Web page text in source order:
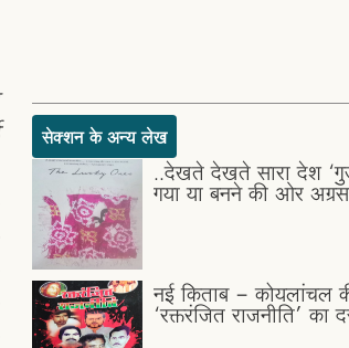
सेक्शन के अन्य लेख
..देखते देखते सारा देश
गया या बनने की ओर
नई किताब - कोयलांचल
‘रक्तरंजित राजनीति’ का